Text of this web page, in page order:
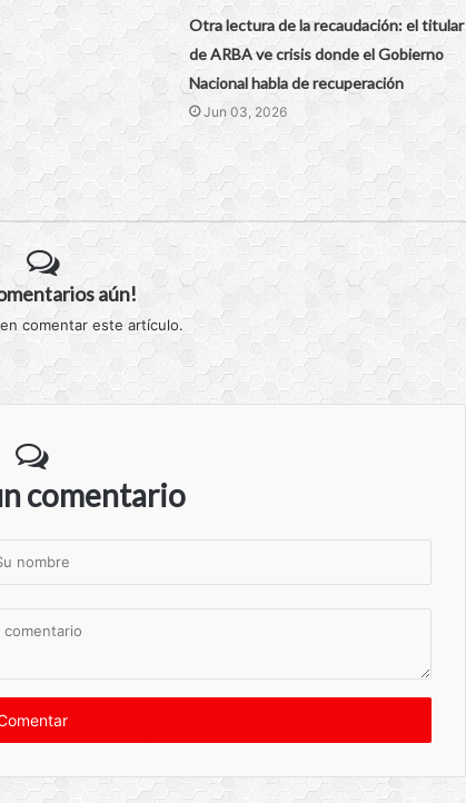
Otra lectura de la recaudación: el titular
de ARBA ve crisis donde el Gobierno
Nacional habla de recuperación
Jun 03, 2026
aún!
comentar este artículo.
comentario